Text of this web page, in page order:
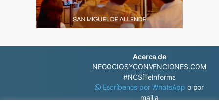
Acerca de
NEGOCIOSYCONVENCIONES.COM
#NCSíTeInforma
Escríbenos por WhatsAppo por
mail a